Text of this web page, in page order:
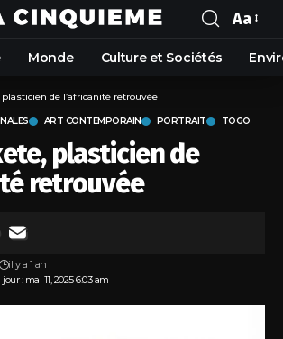
Aa
Monde Culture et Sociétés
de l’africanité retrouvée
ART CONTEMPORAIN PORTRAIT TOGO
plasticien de
retrouvée
: mai 11, 2025 6:03 am
il y a 1 an